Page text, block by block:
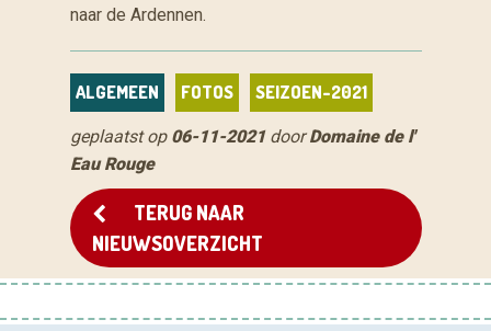
naar de Ardennen.
ALGEMEEN FOTOS SEIZOEN-2021
geplaatst op 06-11-2021doorDomaine de l'
Eau Rouge
TERUG NAAR
NIEUWSOVERZICHT